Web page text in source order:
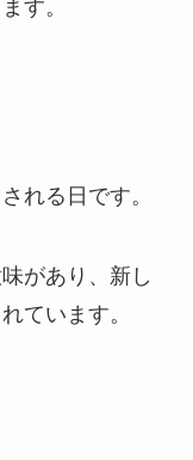
す。
れる日です。
があり、新し
ています。